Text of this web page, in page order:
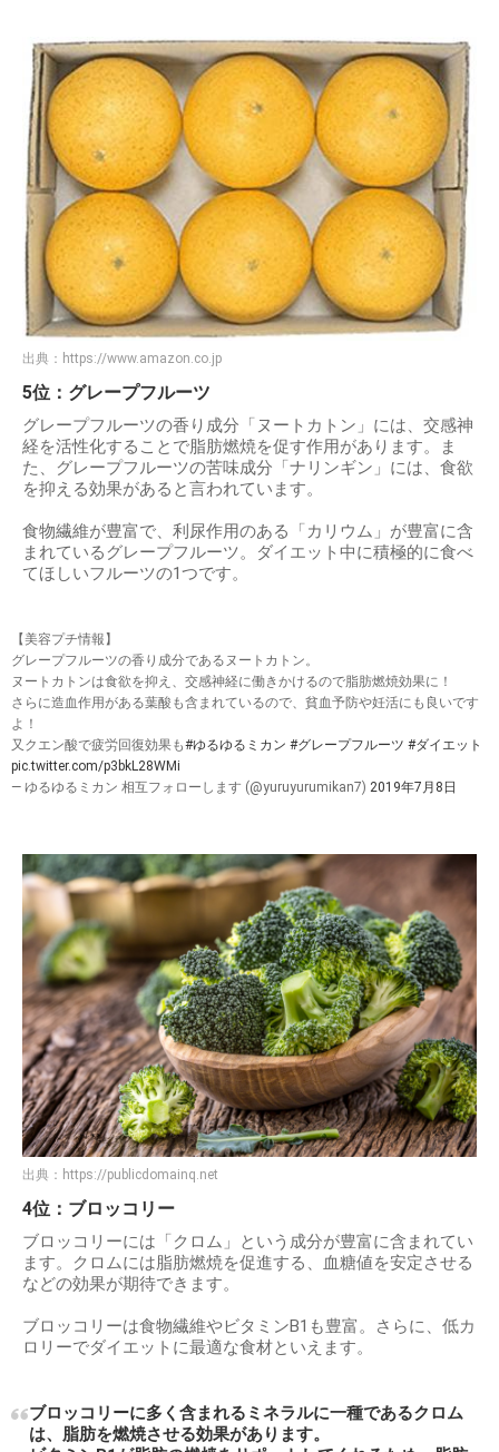
出典： https://www.amazon.co.jp
5位：グレープフルーツ
グレープフルーツの香り成分「ヌートカトン」には、交感神
経を活性化することで脂肪燃焼を促す作用があります。ま
た、グレープフルーツの苦味成分「ナリンギン」には、食欲
を抑える効果があると言われています。
食物繊維が豊富で、利尿作用のある「カリウム」が豊富に含
まれているグレープフルーツ。ダイエット中に積極的に食べ
てほしいフルーツの1つです。
【美容プチ情報】
グレープフルーツの香り成分であるヌートカトン。
ヌートカトンは食欲を抑え、交感神経に働きかけるので脂肪燃焼効果に！
さらに造血作用がある葉酸も含まれているので、貧血予防や妊活にも良いです
よ！
又クエン酸で疲労回復効果も#ゆるゆるミカン #グレープフルーツ #ダイエット
pic.twitter.com/p3bkL28WMi
— ゆるゆるミカン 相互フォローします (@yuruyurumikan7) 2019年7月8日
出典： https://publicdomainq.net
4位：ブロッコリー
ブロッコリーには「クロム」という成分が豊富に含まれてい
ます。クロムには脂肪燃焼を促進する、血糖値を安定させる
などの効果が期待できます。
ブロッコリーは食物繊維やビタミンB1も豊富。さらに、低カ
ロリーでダイエットに最適な食材といえます。
ブロッコリーに多く含まれるミネラルに一種であるクロム
は、脂肪を燃焼させる効果があります。